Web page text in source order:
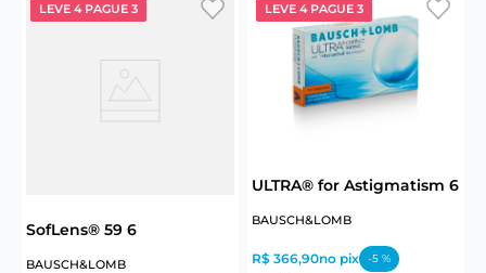
LEVE 4 PAGUE 3
SofLens® 59 6
BAUSCH&LOMB
LEVE 4 PAGUE 3
ULTRA® for Astigmatism 6
BAUSCH&LOMB
R$ 366,90no pix -5 %